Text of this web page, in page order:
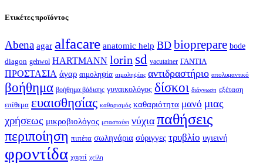
Ετικέτες προϊόντος
Abena agar alfacare anatomic help BD bioprepare bode
diagon gehwol HARTMANN lorin sd vacutainer ΓΑΝΤΙΑ
ΠΡΟΣΤΑΣΙΑ άγαρ αιμοληψία αιμοληψίας αντιδραστήριο απολυμαντικό
βοήθημα βοήθημα βάδισης γυναικολόγος δίσκοι διάγνωση εξέταση
επίθεμα ευαισθησίας καθαρισμός καθαριότητα μανό μιας
χρήσεως μικροβιολόγος μπαστούνι νύχια παθήσεις
περιποίηση πιπέτα σωληνάρια σύριγγες τρυβλίο υγιεινή
φροντίδα χαρτί χείλη